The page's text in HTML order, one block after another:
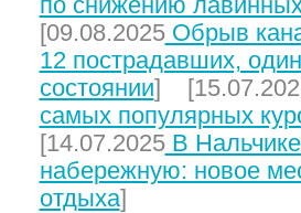
[09.08.2025Обрыв
12 пострадавших,
состоянии]
самых популярных
[14.07.2025В
набережную: новое
отдыха]